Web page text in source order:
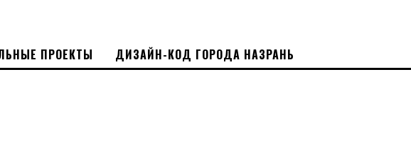
ПРОЕКТЫ ДИЗАЙН-КОД ГОРОДА НАЗРАНЬ